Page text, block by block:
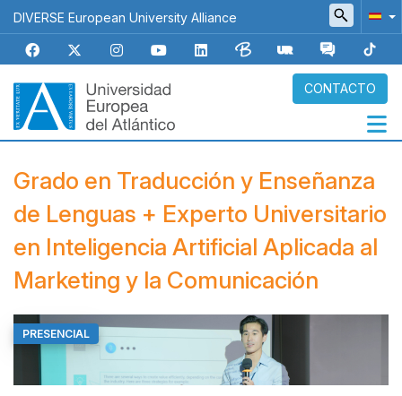
Pasar
al
contenido
principal
DIVERSE European University Alliance
CONTACTO
Navegación
principal
Grado en Traducción y Enseñanza
de Lenguas + Experto Universitario
en Inteligencia Artificial Aplicada al
Marketing y la Comunicación
Top
Banner
PRESENCIAL